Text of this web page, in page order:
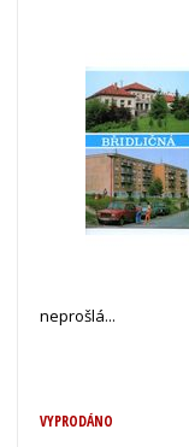
neprošlá
VYPRODÁNO